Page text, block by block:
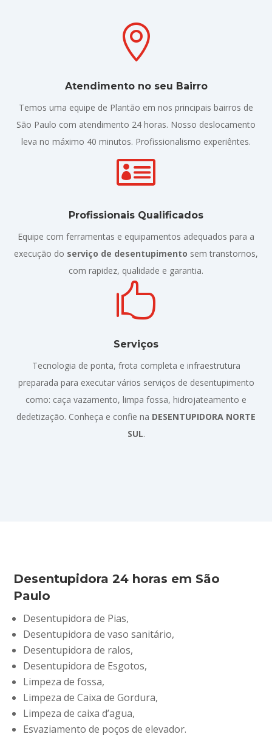

Atendimento no seu Bairro
Temos uma equipe de Plantão em nos principais bairros de
São Paulo com atendimento 24 horas. Nosso deslocamento
leva no máximo 40 minutos. Profissionalismo experiêntes.

Profissionais Qualificados
Equipe com ferramentas e equipamentos adequados para a
execução do serviço de desentupimento sem transtornos,
com rapidez, qualidade e garantia.

Serviços
Tecnologia de ponta, frota completa e infraestrutura
preparada para executar vários serviços de desentupimento
como: caça vazamento, limpa fossa, hidrojateamento e
dedetização. Conheça e confie na DESENTUPIDORA NORTE
SUL.
Desentupidora 24 horas em São
Paulo
Desentupidora de Pias,
Desentupidora de vaso sanitário,
Desentupidora de ralos,
Desentupidora de Esgotos,
Limpeza de fossa,
Limpeza de Caixa de Gordura,
Limpeza de caixa d’agua,
Esvaziamento de poços de elevador.